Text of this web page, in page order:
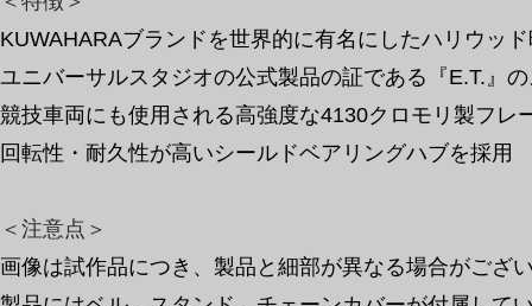
KUWAHARAブランドを世界的に有名にしたハリウッ
ユニバーサルスタジオの公式製品の証である『E.T.』
競技車両にも使用される高強度な4130クロモリ製フレ
回転性・耐久性が高いシールドベアリングハブを採用
​＜注意点＞
画像は試作品につき、製品と細部が異なる場合がござ